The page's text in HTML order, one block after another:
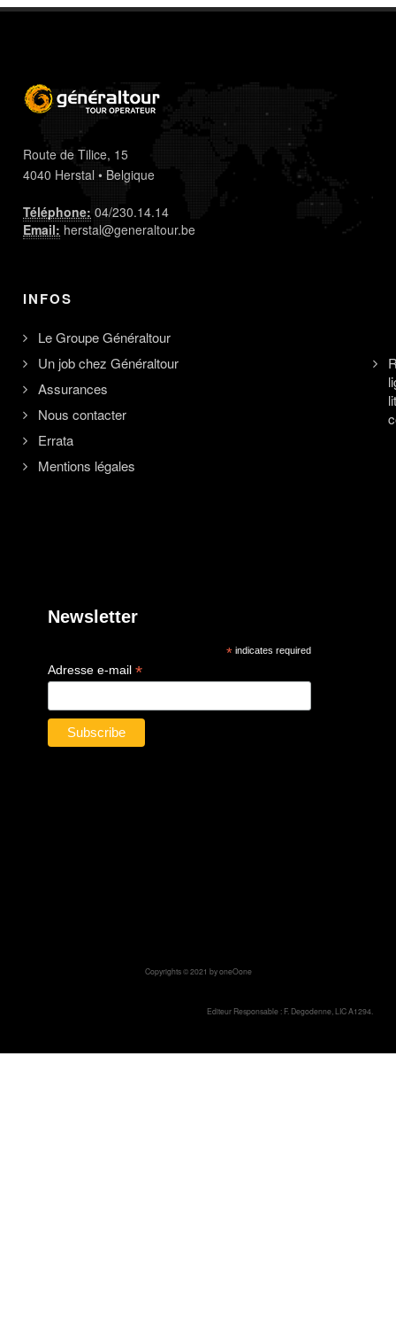
Route de Tilice, 15
4040 Herstal • Belgique
Téléphone: 04/230.14.14
Email: herstal@generaltour.be
INFOS
Le Groupe Généraltour
Un job chez Généraltour
Assurances
Nous contacter
Errata
Mentions légales
Copyrights © 2021 by oneOone
Editeur Responsable : F. Degodenne, LIC A1294.